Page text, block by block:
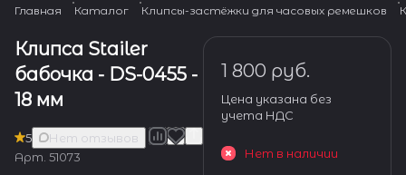
Главная Каталог Клипсы-застёжки для часовых ремешков
Клипса Stailer
бабочка - DS-0455 -
18 мм
5
Нет отзывов
Арт. 51073
1 800 руб.
Цена указана без
учета НДС
Нет в наличии